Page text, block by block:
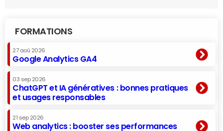
FORMATIONS
27 aoû 2026
Google Analytics GA4
03 sep 2026
ChatGPT et IA génératives : bonnes pratiques
et usages responsables
21 sep 2026
Web analytics : booster ses performances